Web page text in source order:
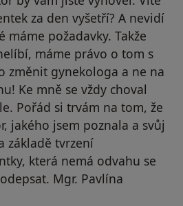
za den vyšetří? A nevidí
máme požadavky. Takže
máme právo o tom s
změnit gynekologa a ne na
Ke mně se vždy choval
Pořád si trvám na tom, že
jakého jsem poznala a svůj
základě tvrzení
která nemá odvahu se
Mgr. Pavlína